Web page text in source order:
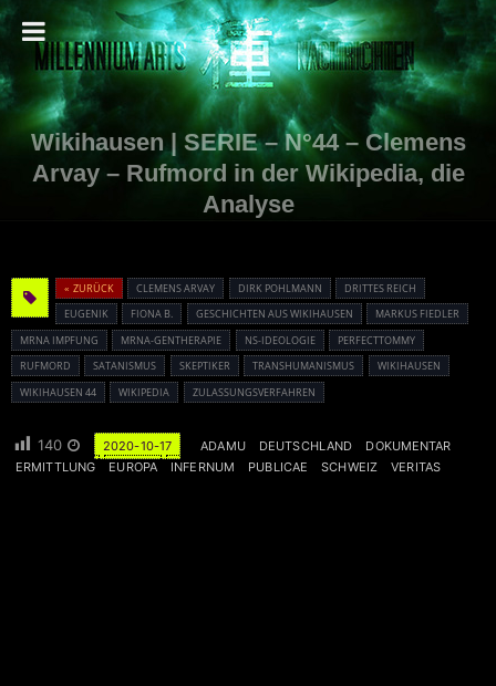
Wikihausen | SERIE – N°44 – Clemens
Arvay – Rufmord in der Wikipedia, die
Analyse
« ZURÜCK CLEMENS ARVAY DIRK POHLMANN
DRITTES REICH
EUGENIK
FIONA B. GESCHICHTEN AUS WIKIHAUSEN
MARKUS FIEDLER
MRNA IMPFUNG
MRNA-GENTHERAPIE NS-IDEOLOGIE
PERFECTTOMMY
RUFMORD
SATANISMUS SKEPTIKER TRANSHUMANISMUS
WIKIHAUSEN
WIKIHAUSEN 44
WIKIPEDIA ZULASSUNGSVERFAHREN
140 2020-10-17 ADAMU DEUTSCHLAND
DOKUMENTAR
ERMITTLUNG
EUROPA INFERNUM PUBLICAE SCHWEIZ VERITAS